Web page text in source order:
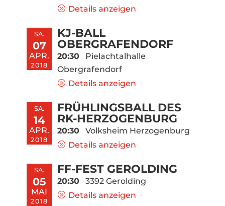
Details anzeigen
SA.
07
APR.
2018
KJ-BALL
OBERGRAFENDORF
20:30
Pielachtalhalle
Obergrafendorf
Details anzeigen
SA.
14
APR.
2018
FRÜHLINGSBALL DES
RK-HERZOGENBURG
20:30
Volksheim Herzogenburg
Details anzeigen
SA.
05
MAI
2018
FF-FEST GEROLDING
20:30
3392 Gerolding
Details anzeigen